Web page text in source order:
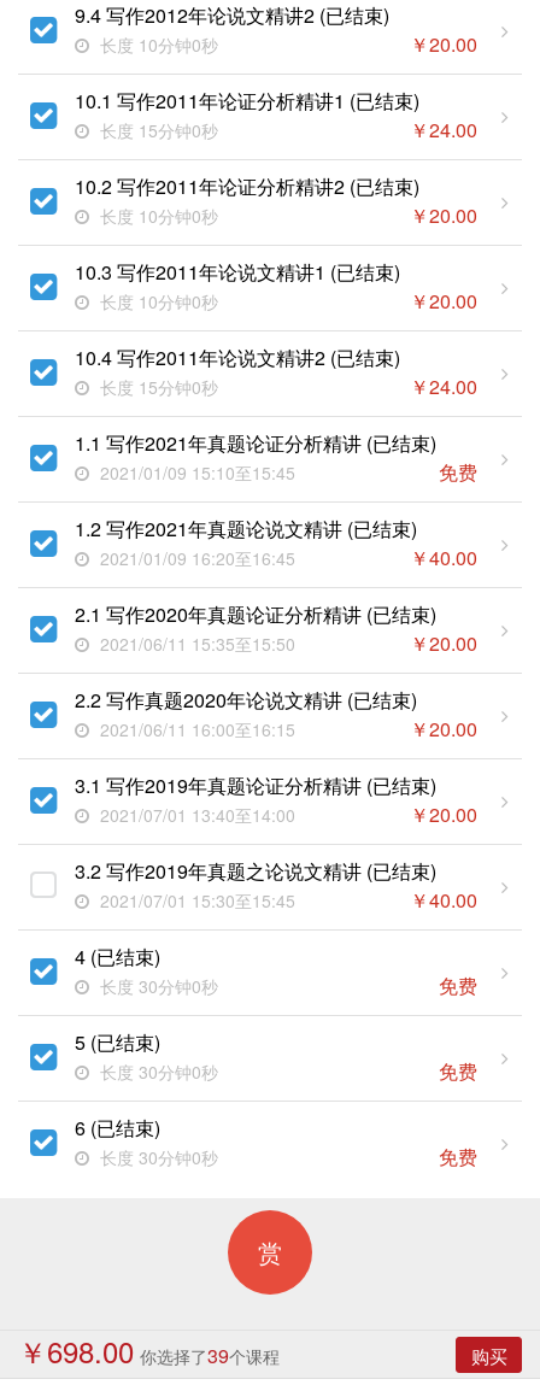
9.4 写作2012年论说文精讲2 (已结束)
长度 10分钟0秒 ￥20.00
10.1 写作2011年论证分析精讲1 (已结束)
长度 15分钟0秒 ￥24.00
10.2 写作2011年论证分析精讲2 (已结束)
长度 10分钟0秒 ￥20.00
10.3 写作2011年论说文精讲1 (已结束)
长度 10分钟0秒 ￥20.00
10.4 写作2011年论说文精讲2 (已结束)
长度 15分钟0秒 ￥24.00
1.1 写作2021年真题论证分析精讲 (已结束)
2021/01/09 15:10至15:45 免费
1.2 写作2021年真题论说文精讲 (已结束)
2021/01/09 16:20至16:45 ￥40.00
2.1 写作2020年真题论证分析精讲 (已结束)
2021/06/11 15:35至15:50 ￥20.00
2.2 写作真题2020年论说文精讲 (已结束)
2021/06/11 16:00至16:15 ￥20.00
3.1 写作2019年真题论证分析精讲 (已结束)
2021/07/01 13:40至14:00 ￥20.00
3.2 写作2019年真题之论说文精讲 (已结束)
2021/07/01 15:30至15:45 ￥40.00
4 (已结束)
长度 30分钟0秒 免费
5 (已结束)
长度 30分钟0秒 免费
6 (已结束)
长度 30分钟0秒 免费
赏
￥698.00 你选择了39个课程 购买